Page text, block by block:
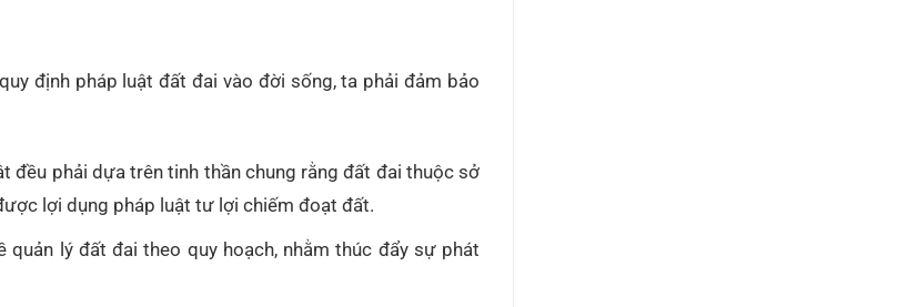
định pháp luật đất đai vào đời sống, ta phải đảm bảo
đều phải dựa trên tinh thần chung rằng đất đai thuộc sở
lợi dụng pháp luật tư lợi chiếm đoạt đất.
lý đất đai theo quy hoạch, nhằm thúc đẩy sự phát